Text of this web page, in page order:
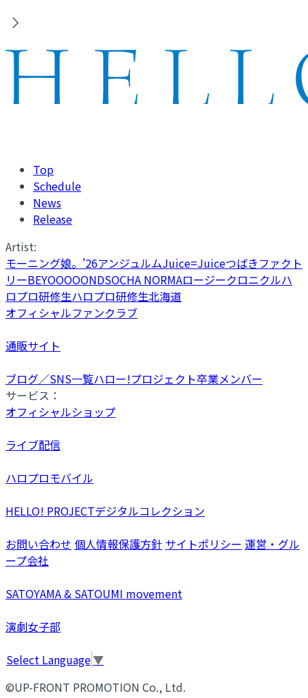
Top
Schedule
News
Release
Artist:
モーニング娘。'26アンジュルムJuice=Juiceつばきファクト
リーBEYOOOOONDSOCHA NORMAロージークロニクルハ
ロプロ研修生ハロプロ研修生北海道
オフィシャルファンクラブ
通販サイト
ブログ／SNS一覧ハロー!プロジェクト卒業メンバー
サービス：
オフィシャルショップ
ライブ配信
ハロプロモバイル
HELLO! PROJECTデジタルコレクション
お問い合わせ 個人情報保護方針 サイトポリシー 運営・グル
ープ会社
SATOYAMA & SATOUMI movement
演劇女子部
Select Language▼
©UP-FRONT PROMOTION Co., Ltd.